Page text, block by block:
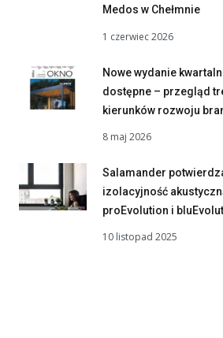
Medos w Chełmnie
1 czerwiec 2026
Nowe wydanie
dostępne – przegląd
kierunków rozwoju
8 maj 2026
Salamander
izolacyjność
proEvolution i
10 listopad 2025